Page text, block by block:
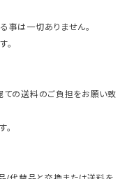
は一切ありません。
の送料のご負担をお願い致